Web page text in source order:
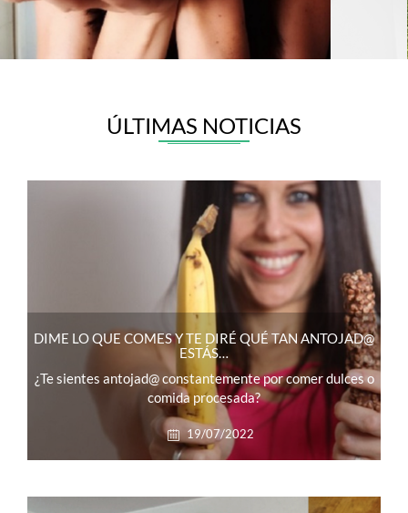
ÚLTIMAS NOTICIAS
DIME LO QUE COMES Y TE DIRÉ QUÉ TAN ANTOJAD@
ESTÁS…
¿Te sientes antojad@ constantemente por comer dulces o
comida procesada?
19/07/2022